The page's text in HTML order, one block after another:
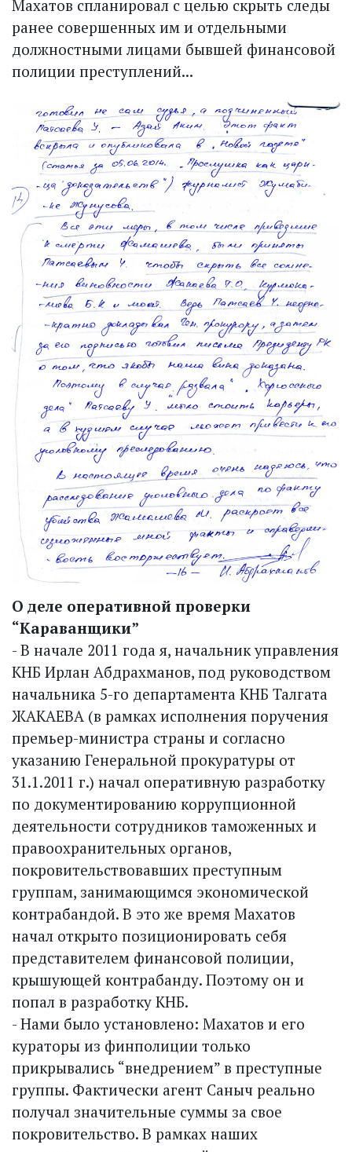
Махатов спланировал с целью скрыть следы
ранее совершенных им и отдельными
должностными лицами бывшей финансовой
полиции преступлений...
О деле оперативной проверки
“Караванщики”
- В начале 2011 года я, начальник управления
КНБ Ирлан Абдрахманов, под руководством
начальника 5-го департамента КНБ Талгата
ЖАКАЕВА (в рамках исполнения поручения
премьер-министра страны и согласно
указанию Генеральной прокуратуры от
31.1.2011 г.) начал оперативную разработку
по документированию коррупционной
деятельности сотрудников таможенных и
правоохранительных органов,
покровительствовавших преступным
группам, занимающимся экономической
контрабандой. В это же время Махатов
начал открыто позиционировать себя
представителем финансовой полиции,
крышующей контрабанду. Поэтому он и
попал в разработку КНБ.
- Нами было установлено: Махатов и его
кураторы из финполиции только
прикрывались “внедрением” в преступные
группы. Фактически агент Саныч реально
получал значительные суммы за свое
покровительство. В рамках наших